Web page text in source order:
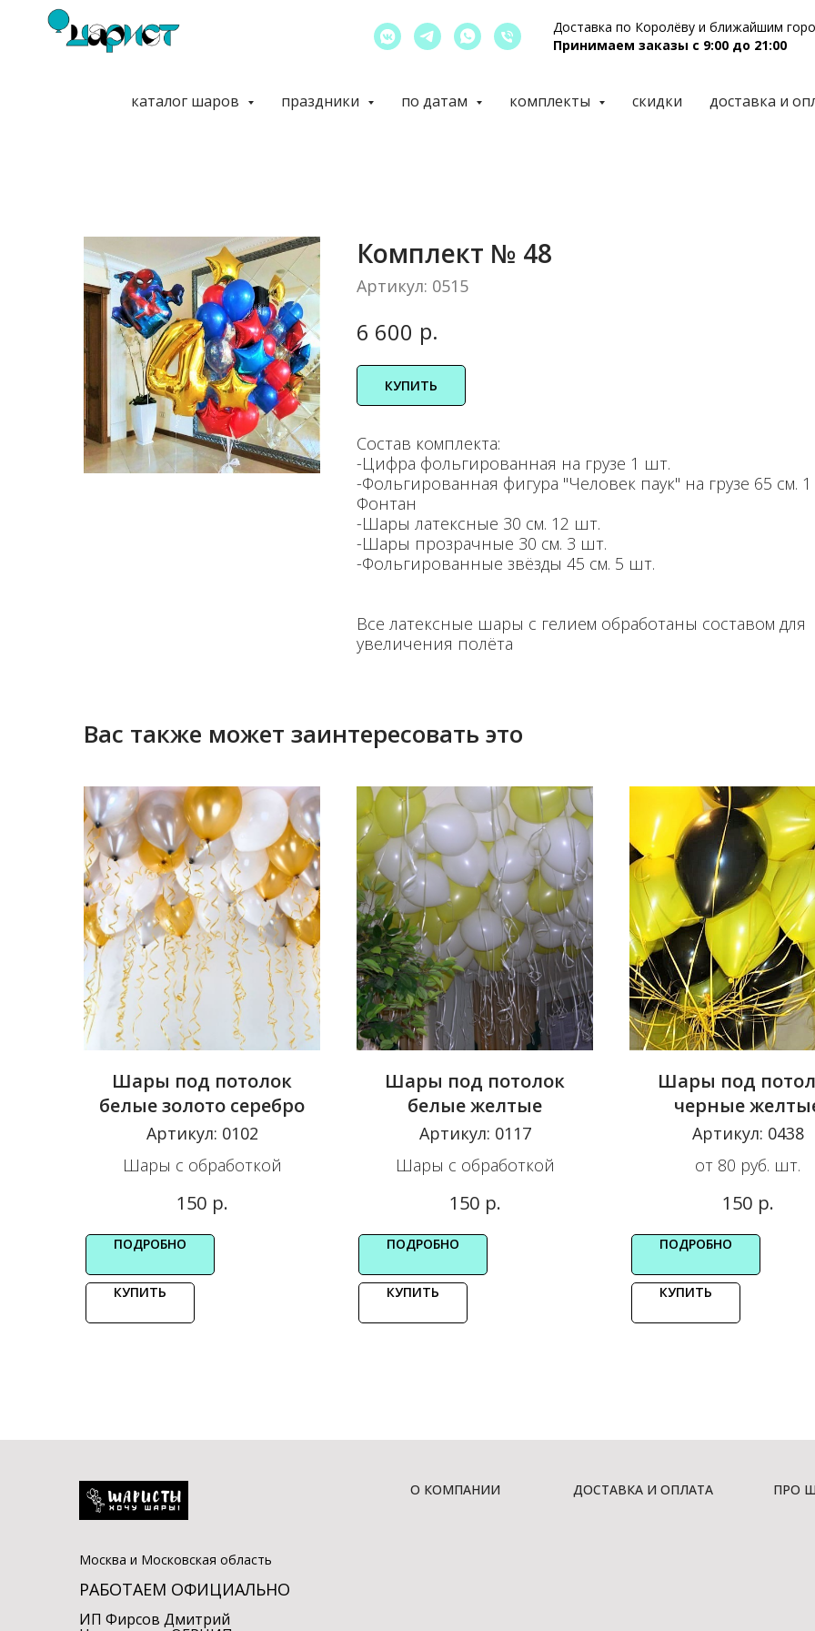
Доставка по Королёву и ближайшим
Принимаем заказы с 9:00 до 21:00
каталог шаров праздники по датам комплекты скидки доставка и
Комплект № 48
Артикул: 0515
6 600 р.
КУПИТЬ
Состав комплекта:
-Цифра фольгированная на грузе 1 шт.
-Фольгированная фигура "Человек паук" на грузе 65 см.
Фонтан
-Шары латексные 30 см. 12 шт.
-Шары прозрачные 30 см. 3 шт.
-Фольгированные звёзды 45 см. 5 шт.
Все латексные шары с гелием обработаны составом для
увеличения полёта
Вас также может заинтересовать это
Шары под потолок
белые золото серебро
Артикул: 0102
Шары с обработкой
150 р.
ПОДРОБНО
КУПИТЬ
Шары под потолок
белые желтые
Артикул: 0117
Шары с обработкой
150 р.
ПОДРОБНО
КУПИТЬ
Шары под
черные
Артикул: 0438
от 80 руб. шт.
150 р.
ПОДРОБНО
КУПИТЬ
Москва и Московская область
РАБОТАЕМ ОФИЦИАЛЬНО
ИП Фирсов Дмитрий
О КОМПАНИИ ДОСТАВКА И ОПЛАТА ПРО